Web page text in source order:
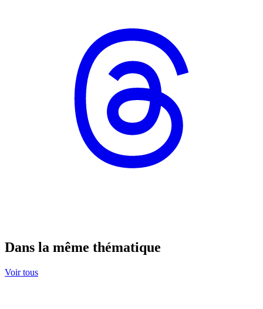
Dans la même thématique
Voir tous